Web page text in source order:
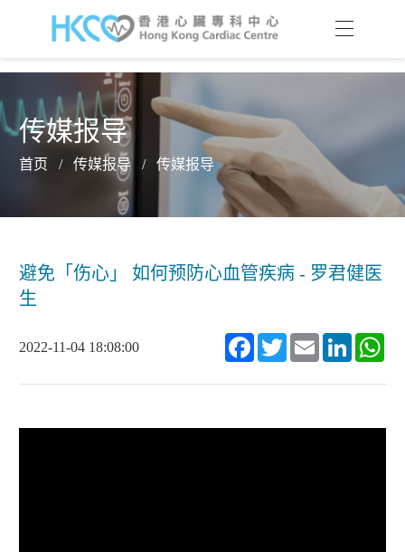
传媒报导
首页 / 传媒报导 / 传媒报导
避免「伤心」 如何预防心血管疾病 - 罗君健医
生
2022-11-04 18:08:00 Facebook
TwitterEmail LinkedIn